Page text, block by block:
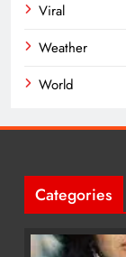
Viral
Weather
World
Categories